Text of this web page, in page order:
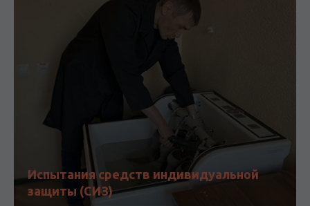
Испытания средств индивидуальной
защиты (СИЗ)